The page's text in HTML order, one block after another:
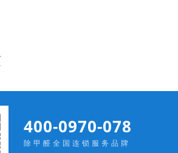
400-0970-078
除甲醛全国连锁服务品牌